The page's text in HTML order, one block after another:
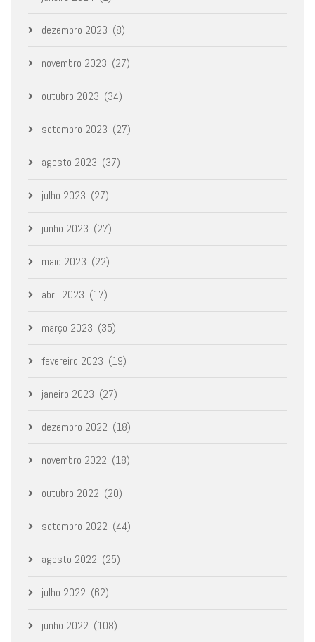
dezembro 2023 (8)
novembro 2023 (27)
outubro 2023 (34)
setembro 2023 (27)
agosto 2023 (37)
julho 2023 (27)
junho 2023 (27)
maio 2023 (22)
abril 2023 (17)
março 2023 (35)
fevereiro 2023 (19)
janeiro 2023 (27)
dezembro 2022 (18)
novembro 2022 (18)
outubro 2022 (20)
setembro 2022 (44)
agosto 2022 (25)
julho 2022 (62)
junho 2022 (108)